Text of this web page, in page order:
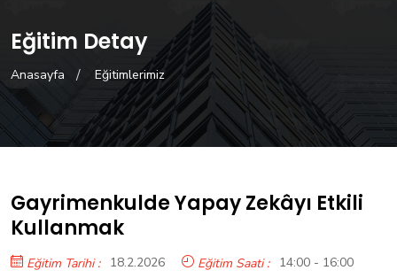
Eğitim Detay
Anasayfa Eğitimlerimiz
Gayrimenkulde Yapay Zekâyı Etkili
Kullanmak
Eğitim Tarihi : 18.2.2026 Eğitim Saati : 14:00 - 16:00